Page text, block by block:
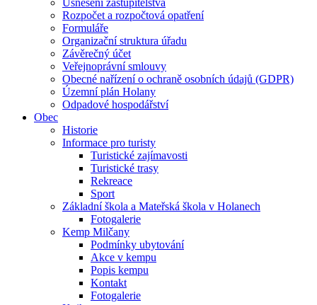
Rozpočet a rozpočtová opatření
Formuláře
Organizační struktura úřadu
Závěrečný účet
Veřejnoprávní smlouvy
Obecné nařízení o ochraně osobních údajů (GDPR)
Územní plán Holany
Odpadové hospodářství
Obec
Historie
Informace pro turisty
Turistické zajímavosti
Turistické trasy
Rekreace
Sport
Základní škola a Mateřská škola v Holanech
Fotogalerie
Kemp Milčany
Podmínky ubytování
Akce v kempu
Popis kempu
Kontakt
Fotogalerie